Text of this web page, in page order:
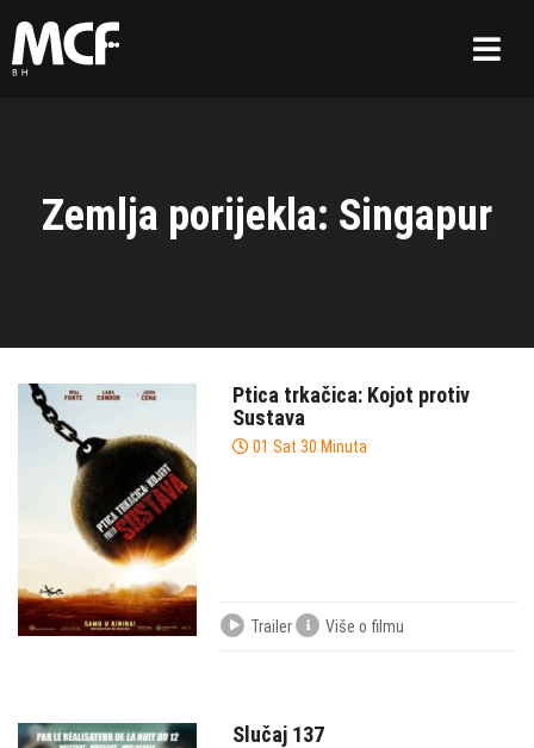
Zemlja porijekla: Singapur
Ptica trkačica: Kojot protiv
Sustava
01 Sat 30 Minuta
Trailer Više o filmu
Slučaj 137